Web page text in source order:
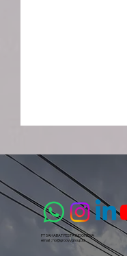
PT SAHABAT PESTA INDONESIA​
email :ho@groovygroup.id